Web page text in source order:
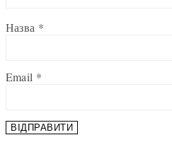
Назва *
Email *